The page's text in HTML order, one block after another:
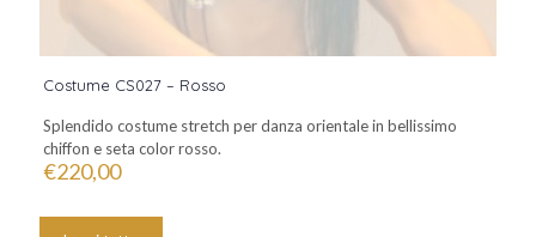
Costume CS027 – Rosso
Splendido costume stretch per danza orientale in bellissimo
chiffon e seta color rosso.
€220,00